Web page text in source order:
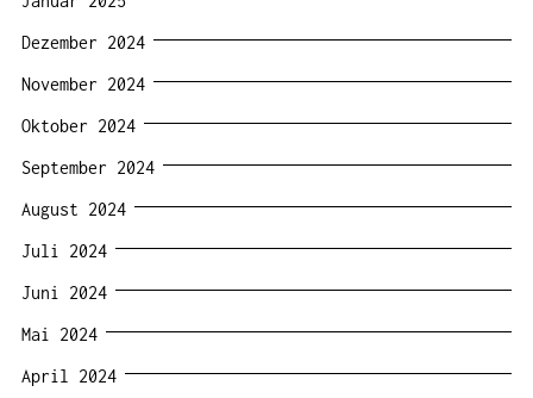
Dezember 2024
November 2024
Oktober 2024
September 2024
August 2024
Juli 2024
Juni 2024
Mai 2024
April 2024